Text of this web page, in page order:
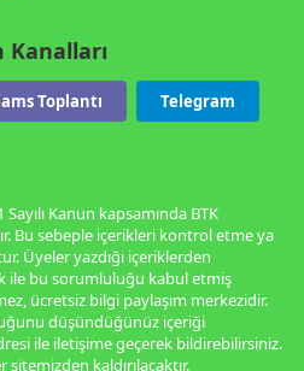
Toplantı
Telegram
Kanun kapsamında BTK
Bu sebeple içerikleri kontrol etme ya
Üyeler yazdığı içeriklerden
ile bu sorumluluğu kabul etmiş
ücretsiz bilgi paylaşım merkezidir.
düşündüğünüz içeriği
ile iletişime geçerek bildirebilirsiniz.
kaldırılacaktır.